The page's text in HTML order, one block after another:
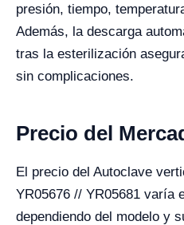
presión, tiempo,
Además, la descarga
tras la esterilización
sin complicaciones.
Precio del
El precio del Autoclave
YR05676 // YR05681 varía
dependiendo del modelo y